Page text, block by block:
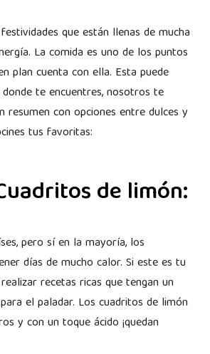
que están llenas de mucha
La comida es uno de los puntos
plan cuenta con ella. Esta puede
te encuentres, nosotros te
resumen con opciones entre dulces y
tus favoritas:
de limón:
pero sí en la mayoría, los
días de mucho calor. Si este es tu
recetas ricas que tengan un
el paladar. Los cuadritos de limón
y con un toque ácido ¡quedan